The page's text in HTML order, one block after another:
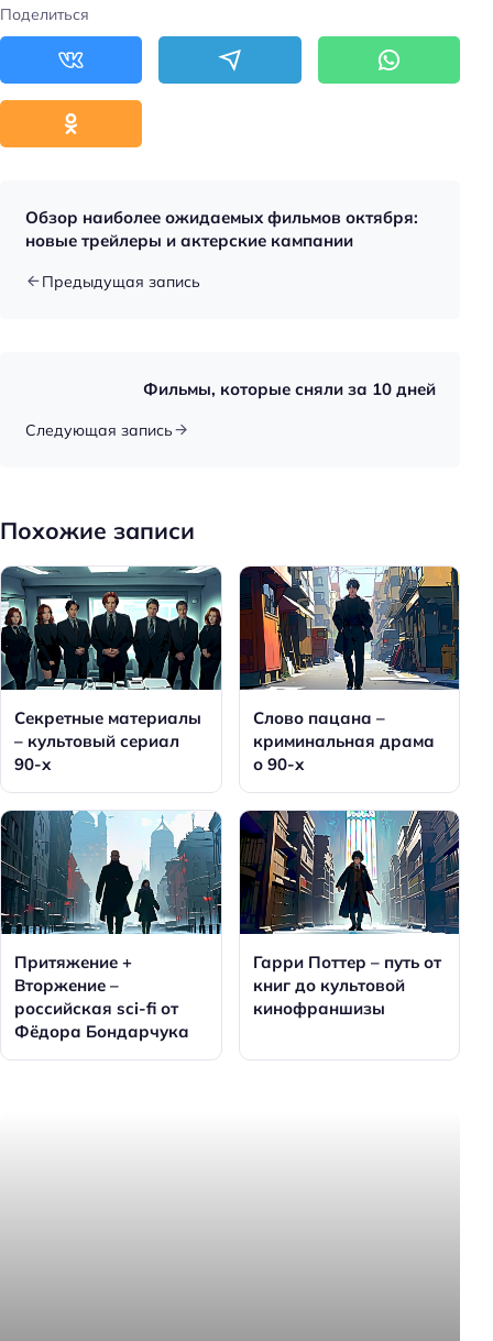
Поделиться
Обзор наиболее ожидаемых фильмов октября:
новые трейлеры и актерские кампании
Предыдущая запись
Фильмы, которые сняли за 10 дней
Следующая запись
Похожие записи
Секретные материалы
– культовый сериал
90-х
Слово пацана –
криминальная драма
о 90-х
Притяжение +
Вторжение –
российская sci-fi от
Фёдора Бондарчука
Гарри Поттер – путь от
книг до культовой
кинофраншизы